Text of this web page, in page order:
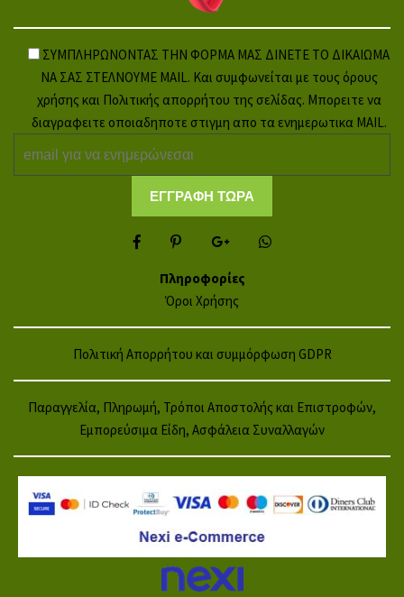
ΣΥΜΠΛΗΡΩΝΟΝΤΑΣ ΤΗΝ ΦΟΡΜΑ ΜΑΣ ΔΙΝΕΤΕ ΤΟ ΔΙΚΑΙΩΜΑ
ΝΑ ΣΑΣ ΣΤΕΛΝΟΥΜΕ MAIL. Και συμφωνείται με τους όρους
χρήσης και Πολιτικής απορρήτου της σελίδας. Μπορειτε να
διαγραφειτε οποιαδηποτε στιγμη απο τα ενημερωτικα MAIL.
Πληροφορίες
Όροι Χρήσης
Πολιτική Απορρήτου και συμμόρφωση GDPR
Παραγγελία, Πληρωμή, Τρόποι Αποστολής και Επιστροφών,
Εμπορεύσιμα Είδη, Ασφάλεια Συναλλαγών